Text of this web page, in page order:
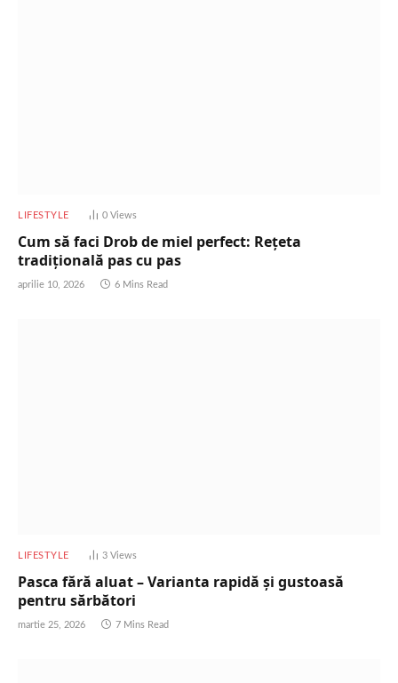
LIFESTYLE 0 Views
Cum să faci Drob de miel perfect: Rețeta
tradițională pas cu pas
aprilie 10, 2026 6 Mins Read
LIFESTYLE 3 Views
Pasca fără aluat – Varianta rapidă și gustoasă
pentru sărbători
martie 25, 2026 7 Mins Read